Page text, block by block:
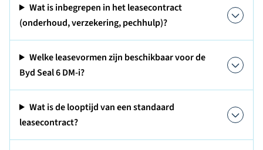
Wat is inbegrepen in het leasecontract
(onderhoud, verzekering, pechhulp)?
Welke leasevormen zijn beschikbaar voor de
Byd Seal 6 DM-i?
Wat is de looptijd van een standaard
leasecontract?